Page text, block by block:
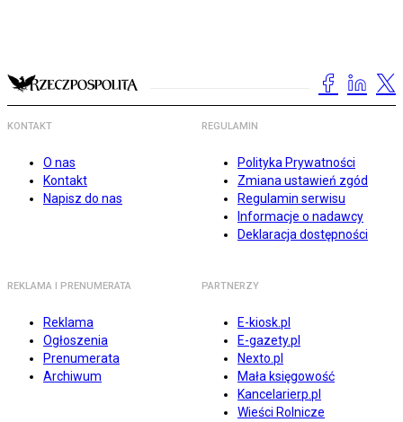
KONTAKT
O nas
Kontakt
Napisz do nas
REGULAMIN
Polityka Prywatności
Zmiana ustawień zgód
Regulamin serwisu
Informacje o nadawcy
Deklaracja dostępności
REKLAMA I PRENUMERATA
Reklama
Ogłoszenia
Prenumerata
Archiwum
PARTNERZY
E-kiosk.pl
E-gazety.pl
Nexto.pl
Mała księgowość
Kancelarierp.pl
Wieści Rolnicze